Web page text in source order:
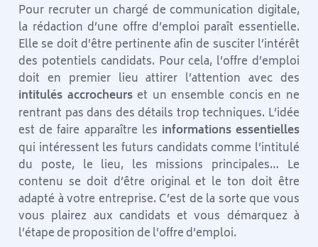
Pour recruter un chargé de communication digitale,
la rédaction d’une offre d’emploi paraît essentielle.
Elle se doit d’être pertinente afin de susciter l’intérêt
des potentiels candidats. Pour cela, l’offre d’emploi
doit en premier lieu attirer l’attention avec des
intitulés accrocheurset un ensemble concis en ne
rentrant pas dans des détails trop techniques. L’idée
est de faire apparaître les informations essentielles
qui intéressent les futurs candidats comme l’intitulé
du poste, le lieu, les missions principales… Le
contenu se doit d’être original et le ton doit être
adapté à votre entreprise. C’est de la sorte que vous
vous plairez aux candidats et vous démarquez à
l’étape de proposition de l’offre d’emploi.